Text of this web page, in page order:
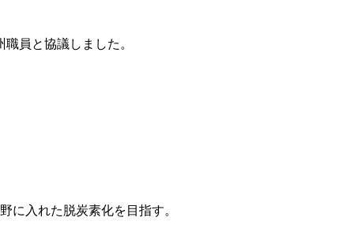
員と協議しました。
に入れた脱炭素化を目指す。